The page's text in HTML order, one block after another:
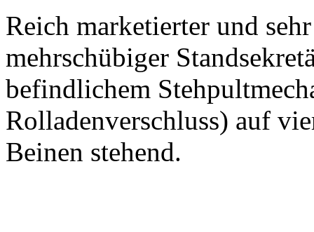
Reich marketierter und
mehrschübiger
befindlichem
Rolladenverschluss) auf
Beinen stehend.